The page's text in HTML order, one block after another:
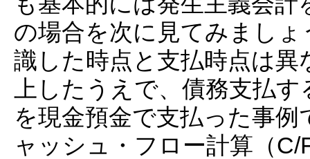
の場合を次に見てみまし
識した時点と支払時点は
上したうえで、債務支払
を現金預金で支払った事
ャッシュ・フロー計算（